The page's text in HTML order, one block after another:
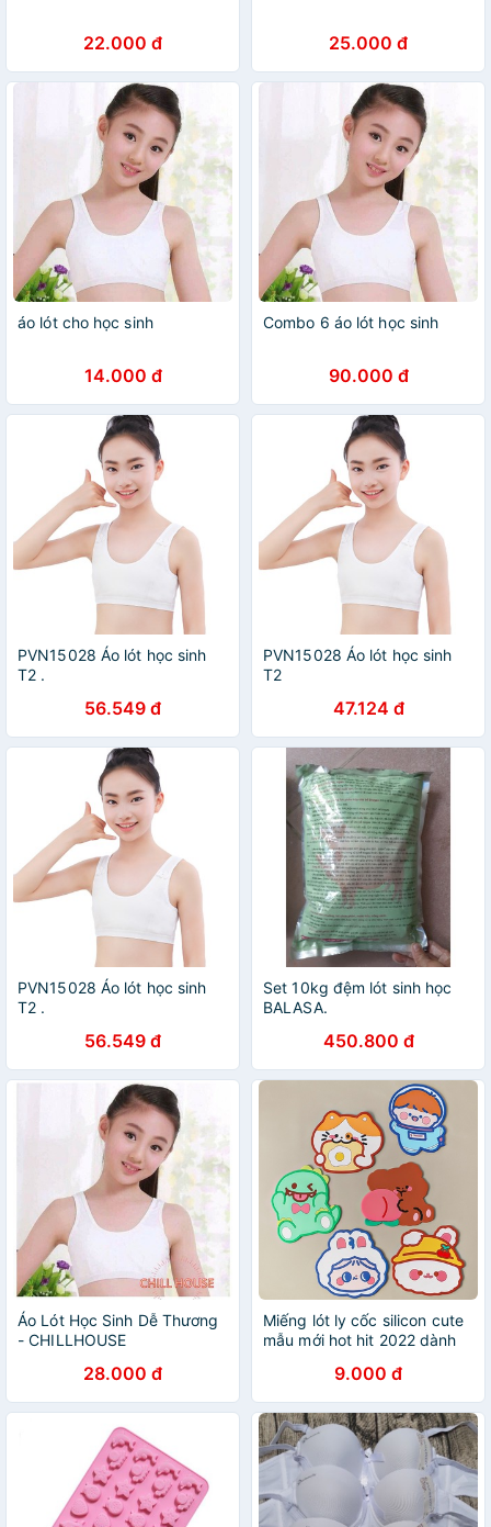
22.000 đ 25.000 đ
áo lót cho học sinh
14.000 đ
Combo 6 áo lót học sinh
90.000 đ
PVN15028 Áo lót học sinh
T2 .
56.549 đ
PVN15028 Áo lót học sinh
T2
47.124 đ
PVN15028 Áo lót học sinh
T2 .
56.549 đ
Set 10kg đệm lót sinh học
BALASA.
450.800 đ
Áo Lót Học Sinh Dễ Thương
- CHILLHOUSE
28.000 đ
Miếng lót ly cốc silicon cute
mẫu mới hot hit 2022 dành
học sinh sinh viên
9.000 đ